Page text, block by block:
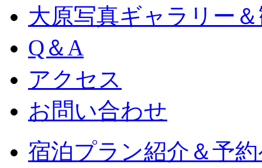
大原写真ギャラリー
Q＆A
アクセス
お問い合わせ
宿泊プラン紹介＆予